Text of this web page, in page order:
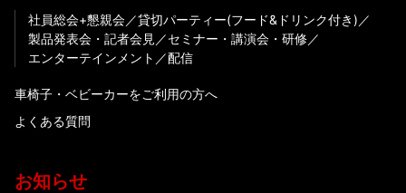
社員総会+懇親会
貸切パーティー(フード&ドリンク付き)
製品発表会・記者会見
セミナー・講演会・研修
エンターテインメント
配信
車椅子・ベビーカーをご利用の方へ
よくある質問
お知らせ